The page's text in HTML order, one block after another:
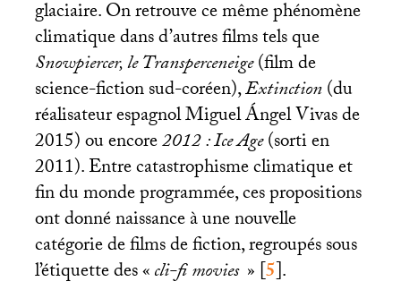
glaciaire. On retrouve ce même phénomène
climatique dans d’autres films tels que
Snowpiercer, le Transperceneige(film de
science-fiction sud-coréen),Extinction(du
réalisateur espagnol Miguel Ángel Vivas de
2015) ou encore2012 : Ice Age(sorti en
2011). Entre catastrophisme climatique et
fin du monde programmée, ces propositions
ont donné naissance à une nouvelle
catégorie de films de fiction, regroupés sous
l’étiquette des «cli-fi movies »[5].